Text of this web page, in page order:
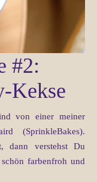
#2:
Kekse
von einer meiner
(SprinkleBakes).
dann verstehst Du
farbenfroh und